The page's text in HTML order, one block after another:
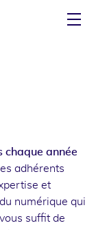
chaque année
adhérents
et
numérique qui
vous suffit de